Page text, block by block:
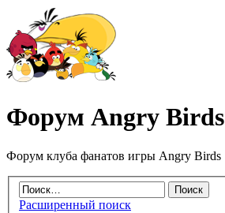
Форум Angry
Форум клуба фанатов игры Angry Birds
Расширенный поиск